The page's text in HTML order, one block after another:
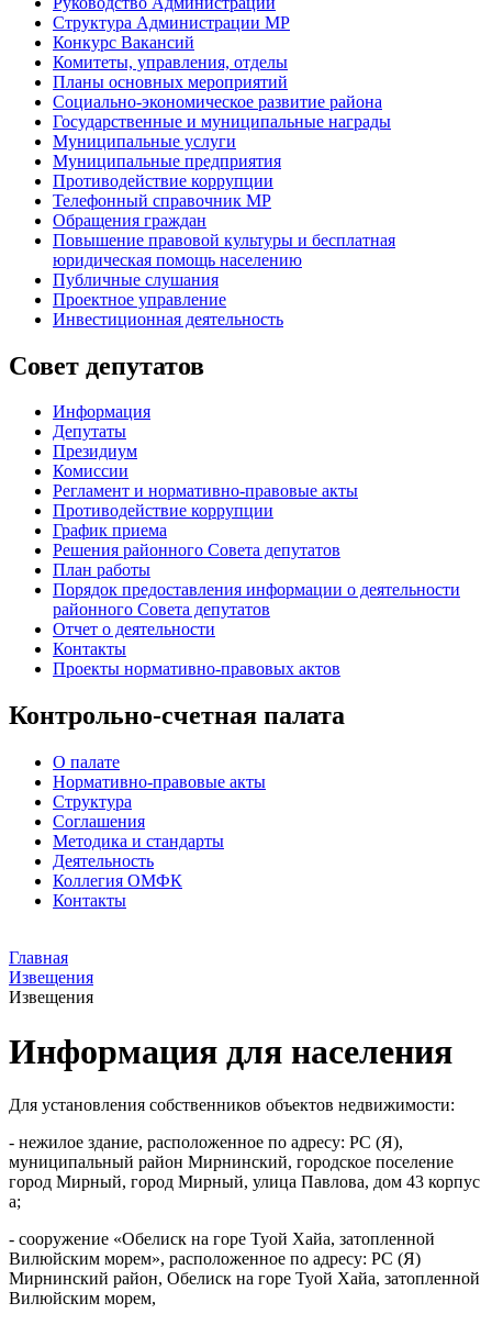
Структура Администрации МР
Конкурс Вакансий
Комитеты, управления, отделы
Планы основных мероприятий
Социально-экономическое развитие района
Государственные и муниципальные награды
Муниципальные услуги
Муниципальные предприятия
Противодействие коррупции
Телефонный справочник МР
Обращения граждан
Повышение правовой культуры и бесплатная
юридическая помощь населению
Публичные слушания
Проектное управление
Инвестиционная деятельность
Совет депутатов
Информация
Депутаты
Президиум
Комиссии
Регламент и нормативно-правовые акты
Противодействие коррупции
График приема
Решения районного Совета депутатов
План работы
Порядок предоставления информации о деятельности
районного Совета депутатов
Отчет о деятельности
Контакты
Проекты нормативно-правовых актов
Контрольно-счетная палата
О палате
Нормативно-правовые акты
Структура
Соглашения
Методика и стандарты
Деятельность
Коллегия ОМФК
Контакты
Главная
Извещения
Извещения
Информация для населения
Для установления собственников объектов недвижимости:
- нежилое здание, расположенное по адресу: РС (Я),
муниципальный район Мирнинский, городское поселение
город Мирный, город Мирный, улица Павлова, дом 43 корпус
а;
- сооружение «Обелиск на горе Туой Хайа, затопленной
Вилюйским морем», расположенное по адресу: РС (Я)
Мирнинский район, Обелиск на горе Туой Хайа, затопленной
Вилюйским морем,